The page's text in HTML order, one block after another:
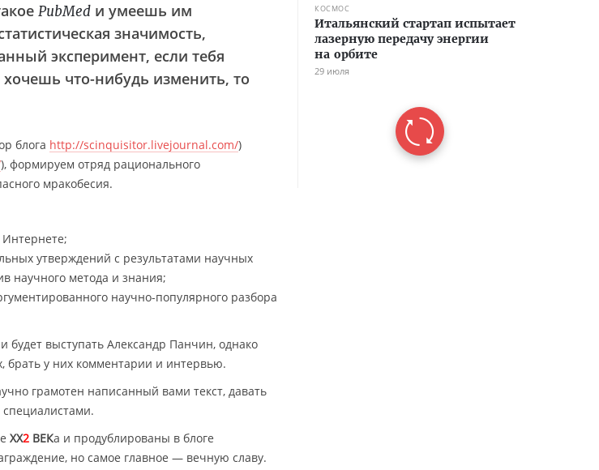
PubMed и умеешь им
значимость,
эксперимент, если тебя
что-нибудь изменить, то
блога http://scinquisitor.livejournal.com/)
), формируем отряд рационального
мракобесия.
утверждений с результатами научных
научного метода и знания;
научно-популярного разбора
будет выступать Александр Панчин, однако
брать у них комментарии и интервью.
грамотен написанный вами текст, давать
XX2 ВЕКа и продублированы в блоге
но самое главное — вечную славу.
КОСМОС
Итальянский стартап испытает
лазерную передачу энергии
на орбите
29 июля